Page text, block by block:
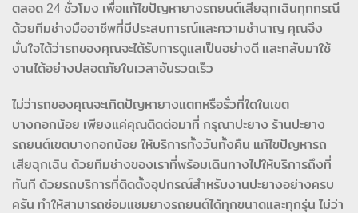
ตลอด 24 ชั่วโมง เพื่อแก้ไขปัญหายางรถยนต์เสียฉุกเฉินทุกกรณี
ด้วยทีมช่างมืออาชีพที่มีประสบการณ์และความชำนาญ คุณจึง
มั่นใจได้ว่ารถของคุณจะได้รับการดูแลเป็นอย่างดี และกลับมาใช้
งานได้อย่างปลอดภัยในเวลาอันรวดเร็ว
ไม่ว่ารถของคุณจะเกิดปัญหายางแตกหรือรั่วที่ใดในเขต
บางกอกน้อย เพียงแค่คุณติดต่อมาที่ กรุณาปะยาง ร้านปะยาง
รถยนต์เขตบางกอกน้อย ให้บริการทั้งวันทั้งคืน แก้ไขปัญหารถ
เสียฉุกเฉิน ด้วยทีมช่างของเราที่พร้อมเดินทางไปให้บริการถึงที่
ทันที ด้วยรถบริการที่ติดตั้งอุปกรณ์สำหรับงานปะยางอย่างครบ
ครัน ทำให้สามารถซ่อมแซมยางรถยนต์ได้ทุกขนาดและทุกรุ่น ไม่ว่า